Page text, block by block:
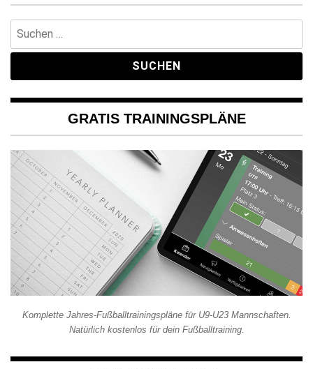
nach:
GRATIS TRAININGSPLÄNE
Komplette Jahres-Fußballtrainingspläne für U9-U23 Mannschaften.
Natürlich kostenlos für dein Fußballtraining.